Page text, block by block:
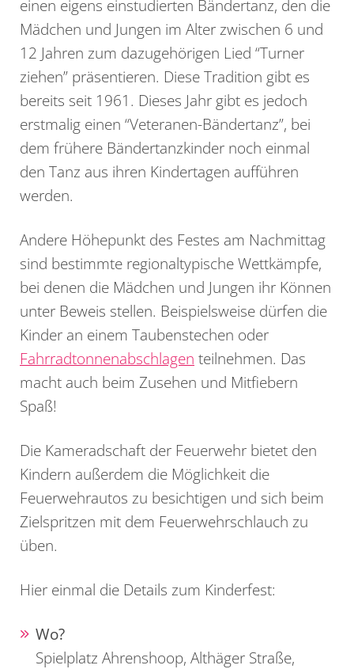
einen eigens einstudierten Bändertanz, den die
Mädchen und Jungen im Alter zwischen 6 und
12 Jahren zum dazugehörigen Lied “Turner
ziehen” präsentieren. Diese Tradition gibt es
bereits seit 1961. Dieses Jahr gibt es jedoch
erstmalig einen “Veteranen-Bändertanz”, bei
dem frühere Bändertanzkinder noch einmal
den Tanz aus ihren Kindertagen aufführen
werden.
Andere Höhepunkt des Festes am Nachmittag
sind bestimmte regionaltypische Wettkämpfe,
bei denen die Mädchen und Jungen ihr Können
unter Beweis stellen. Beispielsweise dürfen die
Kinder an einem Taubenstechen oder
Fahrradtonnenabschlagen teilnehmen. Das
macht auch beim Zusehen und Mitfiebern
Spaß!
Die Kameradschaft der Feuerwehr bietet den
Kindern außerdem die Möglichkeit die
Feuerwehrautos zu besichtigen und sich beim
Zielspritzen mit dem Feuerwehrschlauch zu
üben.
Hier einmal die Details zum Kinderfest:
Wo?
Spielplatz Ahrenshoop, Althäger Straße,